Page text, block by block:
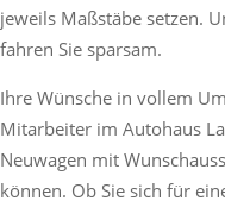
jeweils Maßstäbe setzen.
fahren Sie sparsam.
Ihre Wünsche in vollem
Mitarbeiter im Autohaus
Neuwagen mit
können. Ob Sie sich für